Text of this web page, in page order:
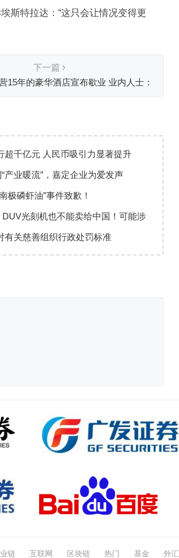
斯特拉达：“这只会让情况变得更
下一篇
15年的豪华酒店宣布歇业 业内人士：
超千亿元 人民币吸引力显著提升
“产业暖流”，嘉定企业为爱发声
极磷虾油”事件致歉！
光刻机也不能卖给中国！可能涉
有关慈善组织行政处罚标准
链 互联网 区块链 热门 基金 外汇